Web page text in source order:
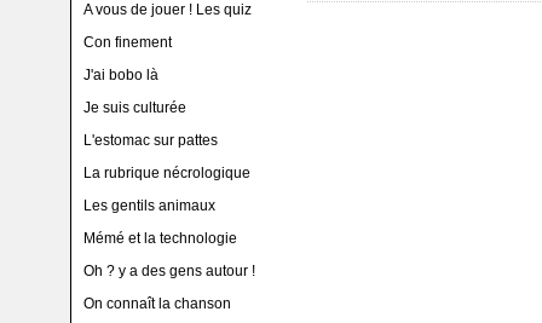
A vous de jouer ! Les quiz
Con finement
J'ai bobo là
Je suis culturée
L'estomac sur pattes
La rubrique nécrologique
Les gentils animaux
Mémé et la technologie
Oh ? y a des gens autour !
On connaît la chanson